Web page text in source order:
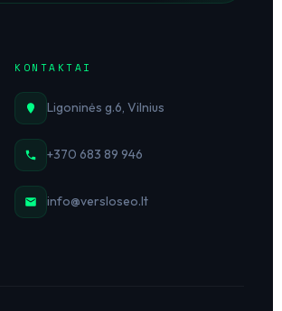
KONTAKTAI
Ligoninės g.6, Vilnius
+370 683 89 946
info@versloseo.lt